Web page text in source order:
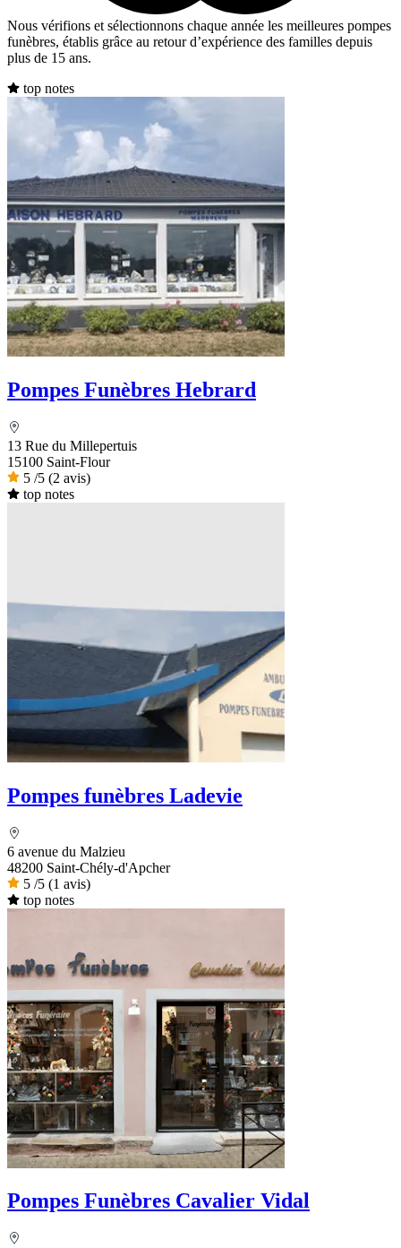
Nous vérifions et sélectionnons chaque année les meilleures pompes
funèbres, établis grâce au retour d’expérience des familles depuis
plus de 15 ans.
top notes
Pompes Funèbres Hebrard
13 Rue du Millepertuis
15100 Saint-Flour
5 /5 (2 avis)
top notes
Pompes funèbres Ladevie
6 avenue du Malzieu
48200 Saint-Chély-d'Apcher
5 /5 (1 avis)
top notes
Pompes Funèbres Cavalier Vidal